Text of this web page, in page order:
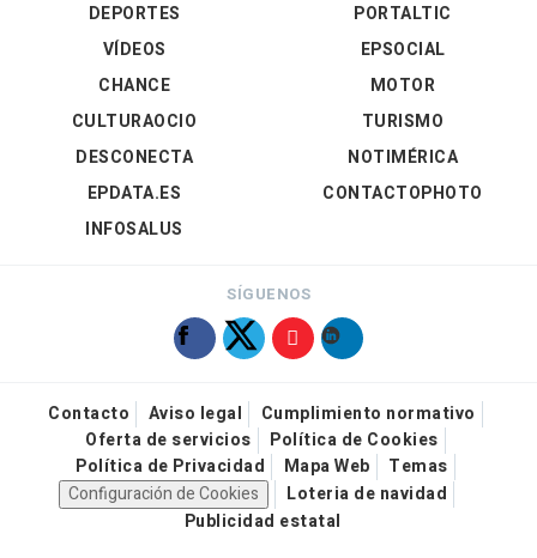
DEPORTES
VÍDEOS
PORTALTIC
EPSOCIAL
CHANCE
CULTURAOCIO
DESCONECTA
EPDATA.ES
INFOSALUS
MOTOR
TURISMO
NOTIMÉRICA
CONTACTOPHOTO
SÍGUENOS
Contacto Aviso legal
Cumplimiento normativo
Oferta de servicios
Política de Cookies
Política de Privacidad
Mapa Web
Temas
Configuración de Cookies
Loteria de navidad
Publicidad estatal